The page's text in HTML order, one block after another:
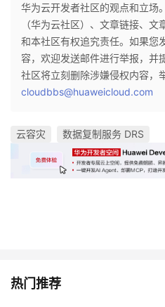
华为云开发者社区的观点和立场
（华为云社区）、文章链接、
和本社区有权追究责任。如果您
容，欢迎发送邮件进行举报，并
社区将立刻删除涉嫌侵权内容，
cloudbbs@huaweicloud.com
云容灾 数据复制服务 DRS
热门推荐